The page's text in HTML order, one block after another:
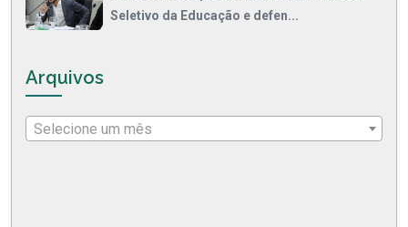
Seletivo da Educação e defen...
Arquivos
Selecione um mês